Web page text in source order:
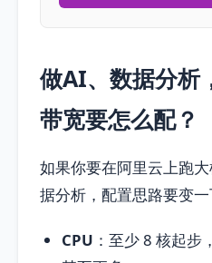
做AI、数据分析
带宽要怎么配？
如果你要在阿里云上跑
据分析，配置思路要变一
CPU ：至少 8 核起